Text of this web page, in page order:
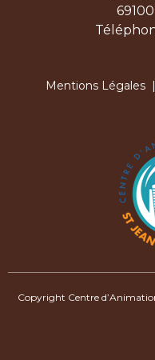
Mentions Légales|
Copyright Centre